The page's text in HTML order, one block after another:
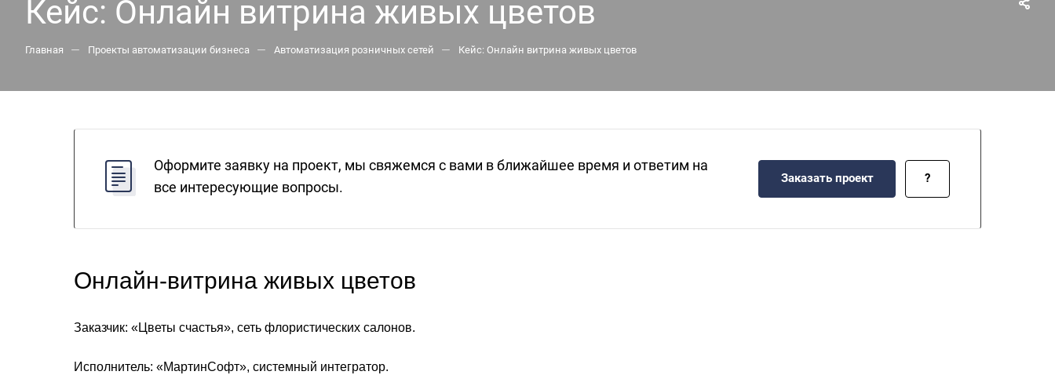
Кейс: Онлайн витрина живых цветов
Главная — Проекты автоматизации бизнеса — Автоматизация розничных сетей — Кейс: Онлайн витрина живых цветов
Оформите заявку на проект, мы свяжемся с вами в ближайшее время и ответим на
все интересующие вопросы.
Заказать проект ?
Онлайн-витрина живых цветов
Заказчик: «Цветы счастья», сеть флористических салонов.
Исполнитель: «МартинСофт», системный интегратор.